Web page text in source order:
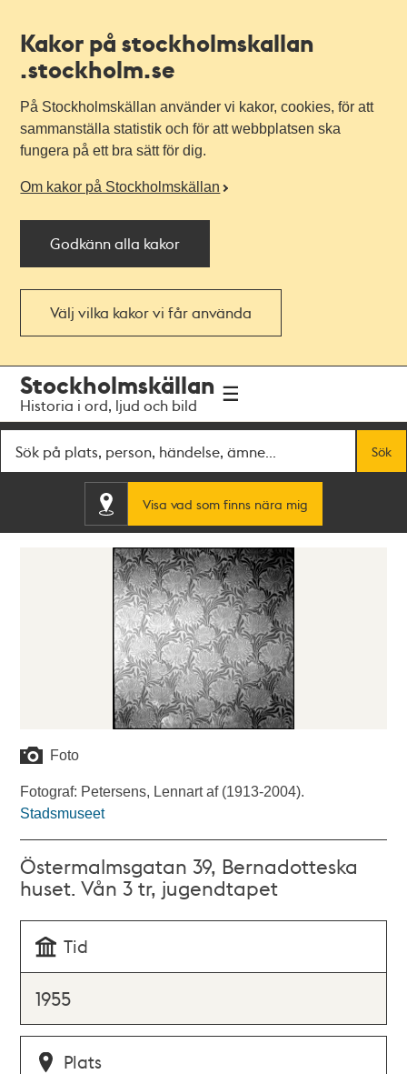
Kakor på stockholmskallan
.stockholm.se
På Stockholmskällan använder vi kakor, cookies, för att
sammanställa statistik och för att webbplatsen ska
fungera på ett bra sätt för dig.
Om kakor på Stockholmskällan
Godkänn alla kakor
Välj vilka kakor vi får använda
navigationen
huvudinnehållet
Stockholmskällan
Historia i ord, ljud och bild
Sök
Visa vad som finns nära mig
Foto
Fotograf: Petersens, Lennart af (1913-2004).
Stadsmuseet
Östermalmsgatan 39, Bernadotteska
huset. Vån 3 tr, jugendtapet
Tid
1955
Plats